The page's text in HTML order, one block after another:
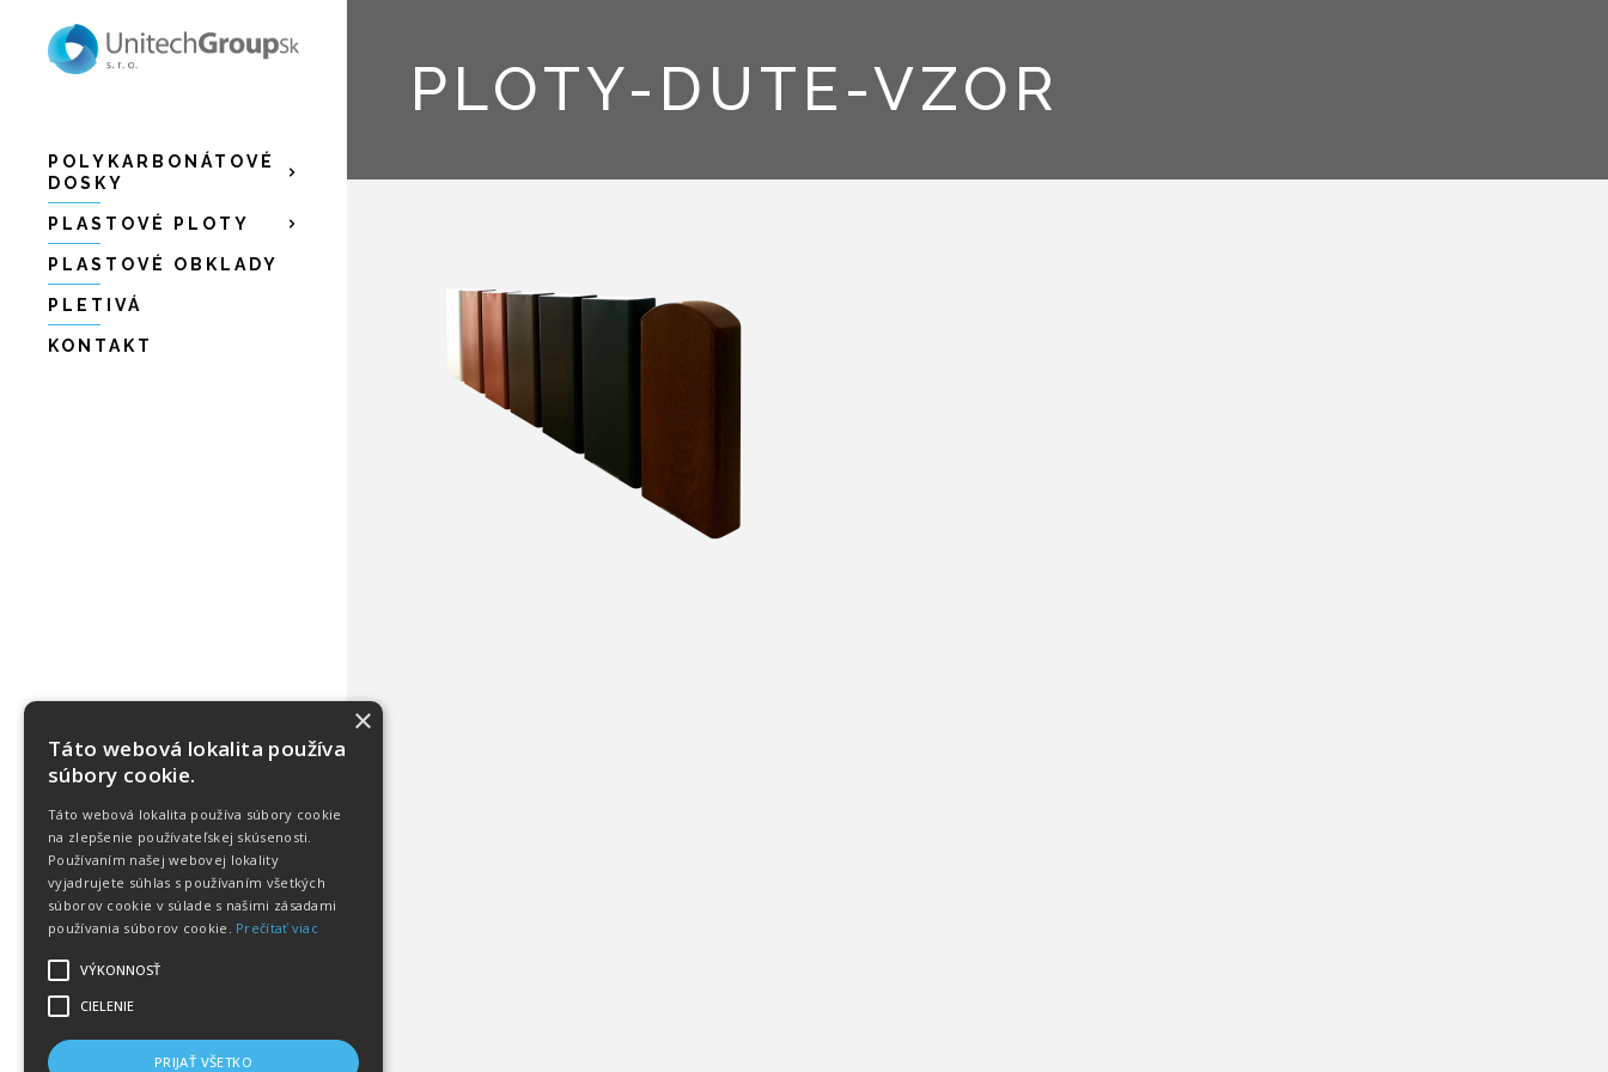
POLYKARBONÁTOVÉ
DOSKY
PLASTOVÉ PLOTY
PLASTOVÉ OBKLADY
PLETIVÁ
KONTAKT
PLOTY-DUTE-VZOR
×
Táto webová lokalita používa
súbory cookie.
Táto webová lokalita používa súbory cookie
na zlepšenie používateľskej skúsenosti.
Používaním našej webovej lokality
vyjadrujete súhlas s používaním všetkých
súborov cookie v súlade s našimi zásadami
používania súborov cookie. Prečítať viac
VÝKONNOSŤ
CIELENIE
PRIJAŤ VŠETKO